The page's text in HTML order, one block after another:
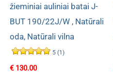
žieminiai auliniai batai J-
BUT 190/22J/W , Natūrali
oda, Natūrali vilna
5 (1)
€130.00